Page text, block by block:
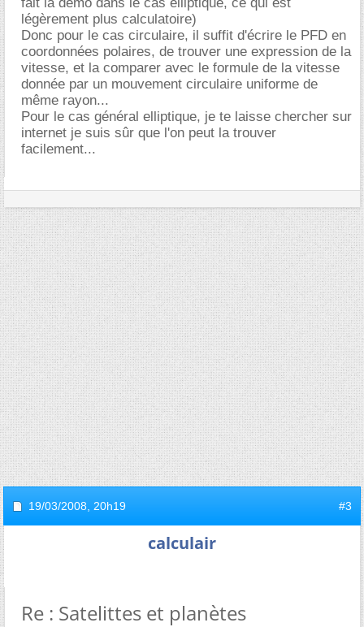
légèrement plus calculatoire)
Donc pour le cas circulaire, il suffit d'écrire le PFD en
coordonnées polaires, de trouver une expression de la
vitesse, et la comparer avec le formule de la vitesse
donnée par un mouvement circulaire uniforme de
même rayon...
Pour le cas général elliptique, je te laisse chercher sur
internet je suis sûr que l'on peut la trouver
facilement...
19/03/2008, 20h19 #3
calculair
Re : Satelittes et planètes